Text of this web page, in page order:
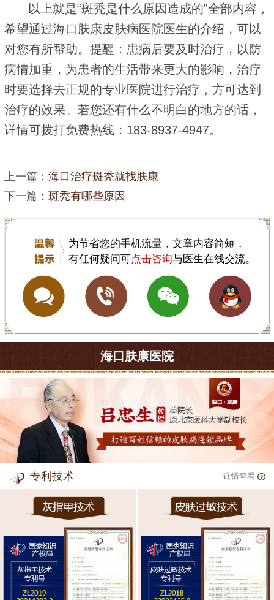
以上就是“斑秃是什么原因造成的”全部内容，
希望通过海口肤康皮肤病医院医生的介绍，可以
对您有所帮助。提醒：患病后要及时治疗，以防
病情加重，为患者的生活带来更大的影响，治疗
时要选择去正规的专业医院进行治疗，方可达到
治疗的效果。若您还有什么不明白的地方的话，
详情可拨打免费热线：183-8937-4947。
上一篇： 海口治疗斑秃就找肤康
下一篇： 斑秃有哪些原因
为节省您的手机流量，文章内容简短，
有任何疑问可点击咨询与医生在线交流。
海口肤康医院
专利技术 详情查看